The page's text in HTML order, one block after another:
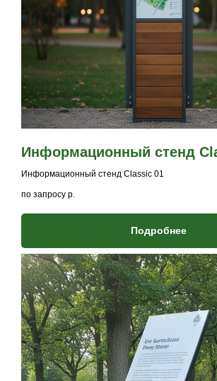
Информационный стенд
Информационный стенд Classic 01
по запросу р.
Подробнее